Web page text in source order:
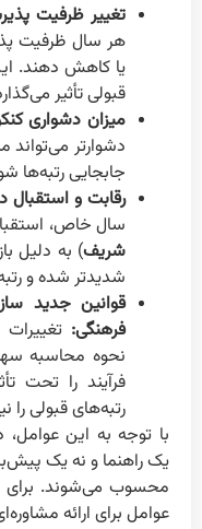
تغییر ظرفیت
هر سال ظرفیت
یا کاهش دهند.
قبولی تأثیر
میزان دشواری
دشوارتر می‌تواند
جابجایی رتبه‌ها
رقابت و استقبال
سال خاص،
شریف) به دلیل
شدیدتر شده و
قوانین جدید
فرهنگی:
نحوه محاسبه
فرآیند را تحت
رتبه‌های قبولی را
با توجه به این
یک راهنما و نه یک
محسوب می‌شوند.
عوامل برای ارائه